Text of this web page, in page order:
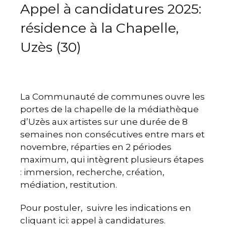
Appel à candidatures 2025:
résidence à la Chapelle,
Uzès (30)
La Communauté de communes ouvre les
portes de la chapelle de la médiathèque
d’Uzès aux artistes sur une durée de 8
semaines non consécutives entre mars et
novembre, réparties en 2 périodes
maximum, qui intègrent plusieurs étapes
: immersion, recherche, création,
médiation, restitution.
Pour postuler, suivre les indications en
cliquant ici: appel à candidatures.